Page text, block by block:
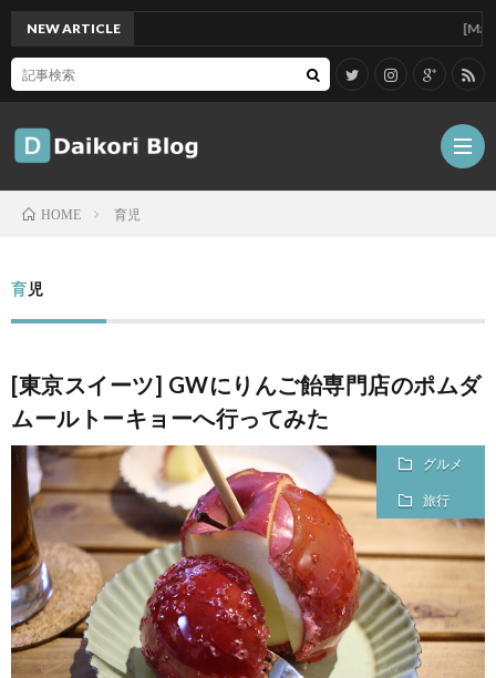
記
Tips
ガ
ジ
ッ
ト
グ
メ
散
の
NEW ARTICLE [Mac]Mac
HOME 育児
育児
[東京スイーツ] GWにりんご飴専門店のポムダ
ムールトーキョーへ行ってみた
グルメ
旅行